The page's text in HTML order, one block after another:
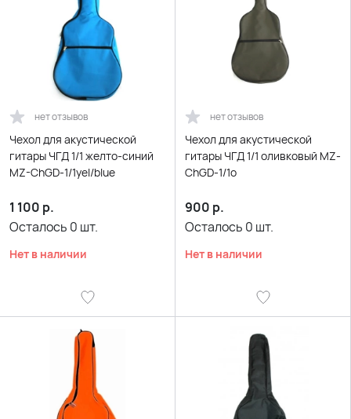
нет отзывов
Чехол для акустической
гитары ЧГД 1/1 желто-синий
MZ-ChGD-1/1yel/blue
1 100 р.
Осталось 0 шт.
Нет в наличии
нет отзывов
Чехол для акустической
гитары ЧГД 1/1 оливковый MZ-
ChGD-1/1о
900 р.
Осталось 0 шт.
Нет в наличии